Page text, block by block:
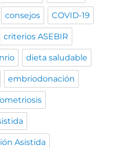
consejos COVID-19
criterios ASEBIR
dieta saludable
embriodonación
Asistida